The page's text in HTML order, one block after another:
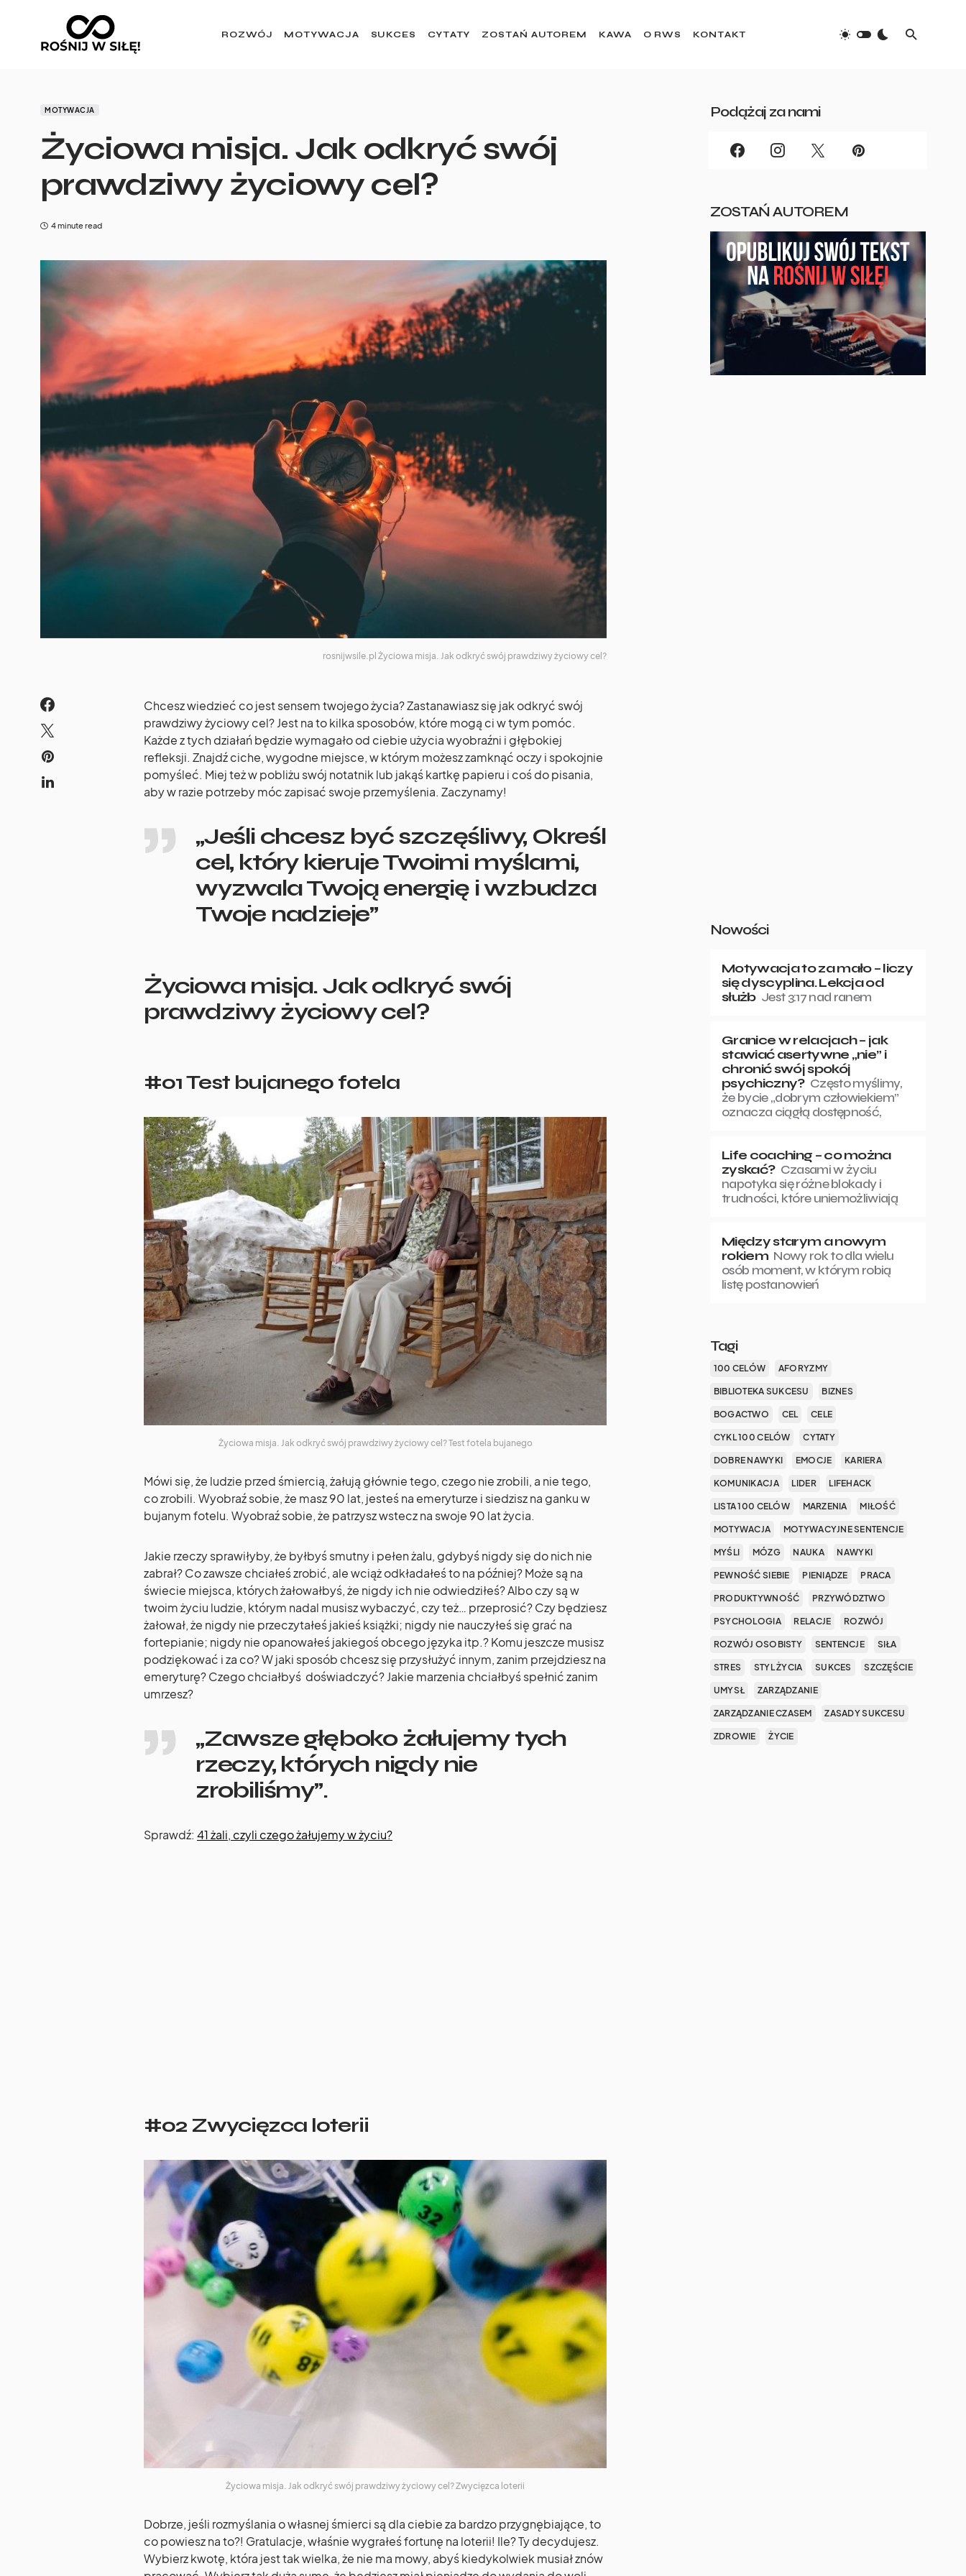
ROZWÓJ MOTYWACJA SUKCES CYTATY ZOSTAŃ AUTOREM KAWA O RWS KONTAKT
MOTYWACJA
Życiowa misja. Jak odkryć swój
prawdziwy życiowy cel?
4 minute read
rosnijwsile.pl Życiowa misja. Jak odkryć swój prawdziwy życiowy cel?
Chcesz wiedzieć co jest sensem twojego życia? Zastanawiasz się jak odkryć swój
prawdziwy życiowy cel? Jest na to kilka sposobów, które mogą ci w tym pomóc.
Każde z tych działań będzie wymagało od ciebie użyciawyobraźni i głębokiej
refleksji. Znajdź ciche, wygodne miejsce, w którym możesz zamknąć oczy i spokojnie
pomyśleć. Miej też w pobliżu swój notatnik lub jakąś kartkę papieru i coś do pisania,
aby w razie potrzeby móc zapisać swoje przemyślenia. Zaczynamy!
„Jeśli chcesz być szczęśliwy, Określ
cel, który kieruje Twoimi myślami,
wyzwala Twoją energię i wzbudza
Twoje nadzieje”
Życiowa misja. Jak odkryć swój
prawdziwy życiowy cel?
#01 Test bujanego fotela
Życiowa misja. Jak odkryć swój prawdziwy życiowy cel? Test fotela bujanego
Mówi się, że ludzie przed śmiercią, żałują głównie tego, czego nie zrobili, a nie tego,
co zrobili. Wyobraź sobie, że masz 90 lat, jesteś na emeryturze i siedzisz na ganku w
bujanym fotelu. Wyobraź sobie, że patrzysz wstecz na swoje 90 lat życia.
Jakie rzeczy sprawiłyby, że byłbyś smutny i pełen żalu, gdybyś nigdy się do nich nie
zabrał? Co zawsze chciałeś zrobić, ale wciąż odkładałeś to na później? Może są na
świecie miejsca, których żałowałbyś, że nigdy ich nie odwiedziłeś? Albo czy są w
twoim życiu ludzie, którym nadal musisz wybaczyć, czy też… przeprosić? Czy będziesz
żałował, że nigdy nie przeczytałeś jakieś książki; nigdy nie nauczyłeś się grać na
fortepianie; nigdy nie opanowałeś jakiegoś obcego języka itp.? Komu jeszcze musisz
podziękować i za co? W jaki sposób chcesz się przysłużyć innym, zanim przejdziesz na
emeryturę? Czego chciałbyś doświadczyć? Jakie marzenia chciałbyś spełnić zanim
umrzesz?
„Zawsze głęboko żałujemy tych
rzeczy, których nigdy nie
zrobiliśmy”.
Sprawdź: 41 żali, czyli czego żałujemy w życiu?
#02 Zwycięzca loterii
Życiowa misja. Jak odkryć swój prawdziwy życiowy cel? Zwycięzca loterii
Dobrze, jeśli rozmyślania o własnej śmierci są dla ciebie za bardzo przygnębiające, to
co powiesz na to?! Gratulacje, właśnie wygrałeś fortunę na loterii! Ile? Ty decydujesz.
Wybierz kwotę, która jest tak wielka, że nie ma mowy, abyś kiedykolwiek musiał znów
Podążaj za nami
ZOSTAŃ AUTOREM
Nowości
Motywacja to za mało – liczy
się dyscyplina. Lekcja od
służb Jest 3:17 nad ranem
Granice w relacjach – jak
stawiać asertywne „nie” i
chronić swój spokój
psychiczny? Często myślimy,
że bycie „dobrym człowiekiem”
oznacza ciągłą dostępność,
Life coaching – co można
zyskać? Czasami w życiu
napotyka się różne blokady i
trudności, które uniemożliwiają
Między starym a nowym
rokiem Nowy rok to dla wielu
osób moment, w którym robią
listę postanowień
Tagi
100 CELÓW AFORYZMY
BIBLIOTEKA SUKCESU BIZNES
BOGACTWO CEL CELE
CYKL 100 CELÓW CYTATY
DOBRE NAWYKI EMOCJE KARIERA
KOMUNIKACJA LIDER LIFEHACK
LISTA 100 CELÓW MARZENIA MIŁOŚĆ
MOTYWACJA MOTYWACYJNE SENTENCJE
MYŚLI MÓZG NAUKA NAWYKI
PEWNOŚĆ SIEBIE PIENIĄDZE PRACA
PRODUKTYWNOŚĆ PRZYWÓDZTWO
PSYCHOLOGIA RELACJE ROZWÓJ
ROZWÓJ OSOBISTY SENTENCJE SIŁA
STRES STYL ŻYCIA SUKCES SZCZĘŚCIE
UMYSŁ ZARZĄDZANIE
ZARZĄDZANIE CZASEM ZASADY SUKCESU
ZDROWIE ŻYCIE